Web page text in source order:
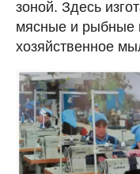
зоной. Здесь
мясные и рыбные
хозяйственное